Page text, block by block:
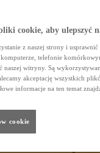
cookie, aby ulepszyć
z naszej strony i
telefonie
naszej witryny. Są
akceptację wszystkich
informacje na ten temat
cookie